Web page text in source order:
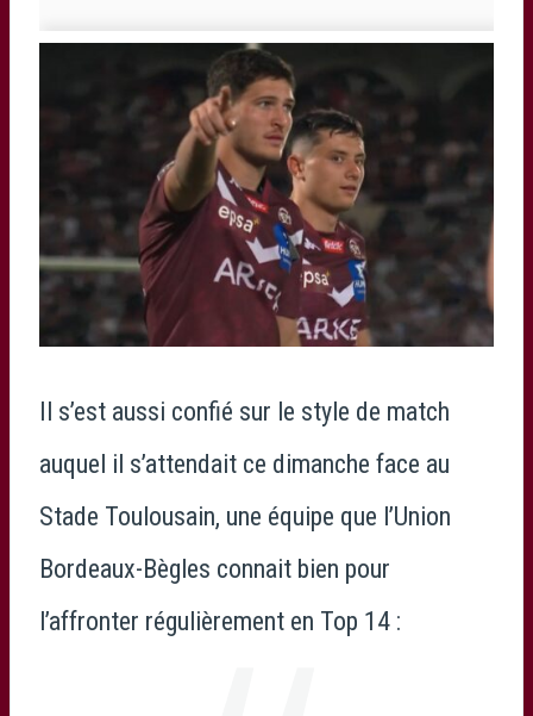
Il s’est aussi confié sur le style de match
auquel il s’attendait ce dimanche face au
Stade Toulousain, une équipe que l’Union
Bordeaux-Bègles connait bien pour
l’affronter régulièrement en Top 14 :